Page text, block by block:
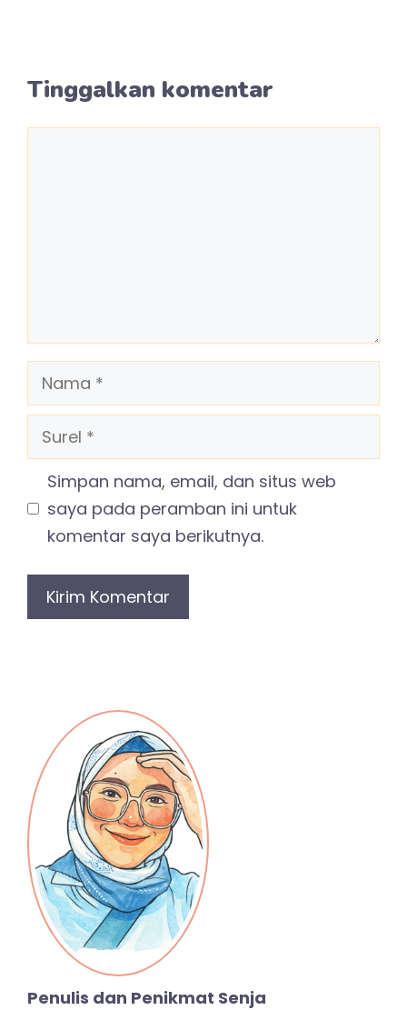
Tinggalkan komentar
Nama
Surel
Simpan nama, email, dan situs web
saya pada peramban ini untuk
komentar saya berikutnya.
Penulis dan Penikmat Senja